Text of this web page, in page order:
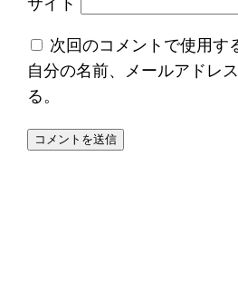
次回のコメントで使用す
自分の名前、メールアドレ
る。